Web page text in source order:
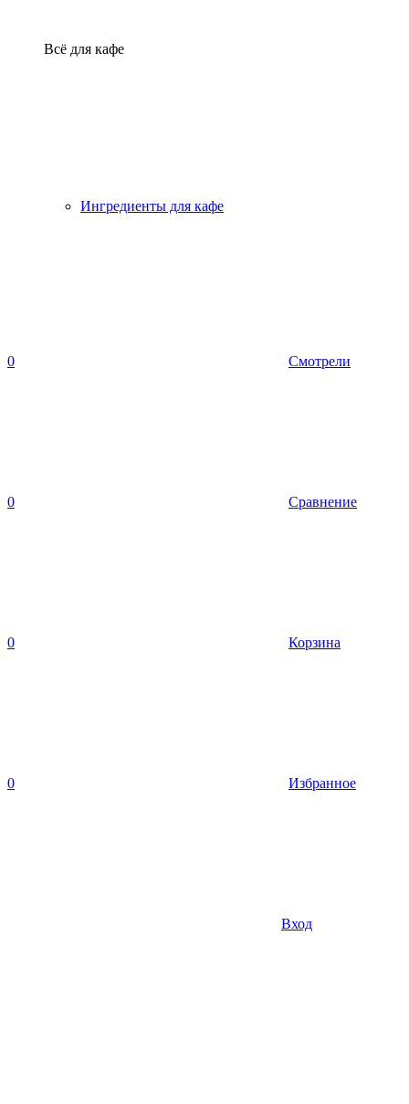
Всё для кафе
Ингредиенты для кафе
0 Смотрели
0 Сравнение
0 Корзина
0 Избранное
Вход